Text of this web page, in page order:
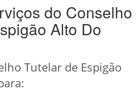
do Conselho
Alto Do
Tutelar de Espigão